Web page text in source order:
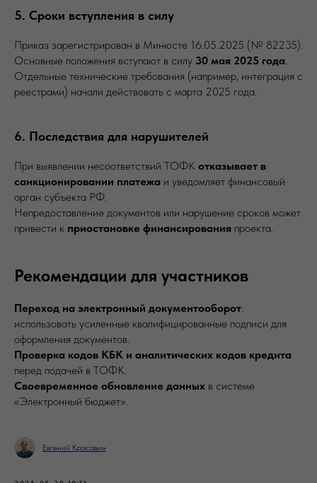
5. Сроки вступления в силу
Приказ зарегистрирован в Минюсте 16.05.2025 (№ 82235).
Основные положения вступают в силу 30 мая 2025 года
Отдельные технические требования (например, интеграция с
реестрами) начали действовать с марта 2025 года.
6. Последствия для нарушителей
При выявлении несоответствий ТОФК отказывает в
санкционировании платежа и уведомляет финансовый
орган субъекта РФ.
Непредоставление документов или нарушение сроков может
привести к приостановке финансирования проекта.
Рекомендации для участников
Переход на электронный документооборот:
использовать усиленные квалифицированные подписи для
оформления документов.
Проверка кодов КБК и аналитических кодов кредита
перед подачей в ТОФК.
Своевременное обновление данных в системе
«Электронный бюджет».
Евгений Красавин